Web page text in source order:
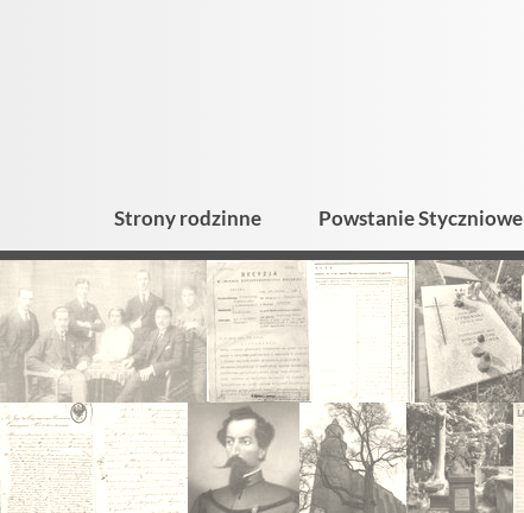
Strony rodzinne Powstanie Styczniowe